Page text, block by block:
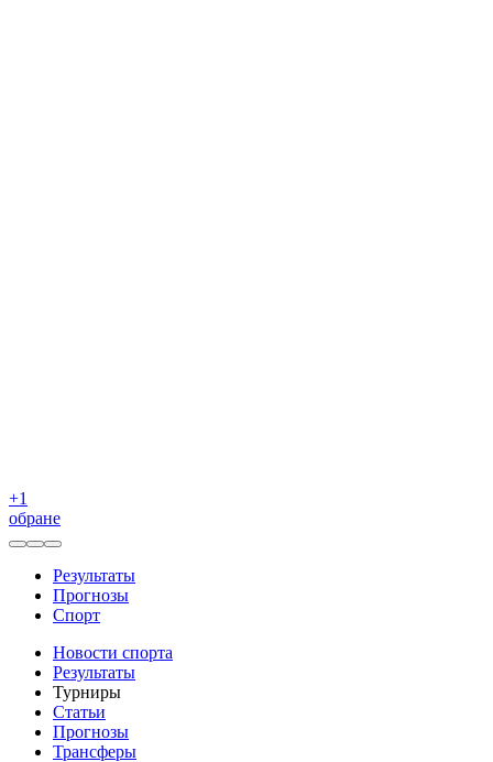
+1
обране
Результаты
Прогнозы
Спорт
Новости спорта
Результаты
Турниры
Статьи
Прогнозы
Трансферы